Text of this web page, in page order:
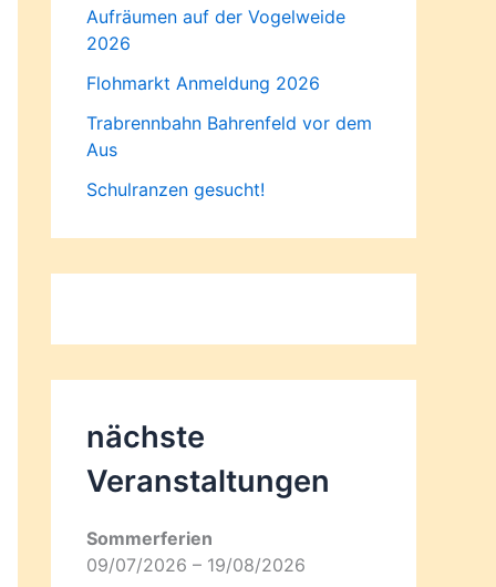
Aufräumen auf der Vogelweide
2026
Flohmarkt Anmeldung 2026
Trabrennbahn Bahrenfeld vor dem
Aus
Schulranzen gesucht!
nächste
Veranstaltungen
Sommerferien
09/07/2026 – 19/08/2026